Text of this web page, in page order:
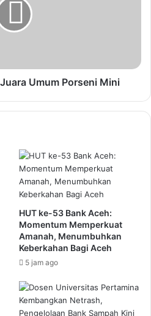
Umum Porseni Mini
HUT ke-53 Bank Aceh:
Momentum Memperkuat
Amanah, Menumbuhkan
Keberkahan Bagi Aceh
5 jam ago